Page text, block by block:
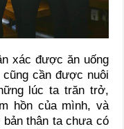
xác được ăn uống
cần được nuôi
lúc ta trăn trở,
hồn của mình, và
thân ta chưa có